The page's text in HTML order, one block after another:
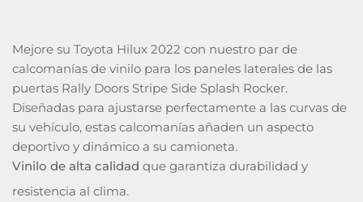
Mejore su Toyota Hilux 2022 con nuestro par de
calcomanías de vinilo para los paneles laterales de las
puertas Rally Doors Stripe Side Splash Rocker.
Diseñadas para ajustarse perfectamente a las curvas de
su vehículo, estas calcomanías añaden un aspecto
deportivo y dinámico a su camioneta.
Vinilo de alta calidad que garantiza durabilidad y
resistencia al clima.